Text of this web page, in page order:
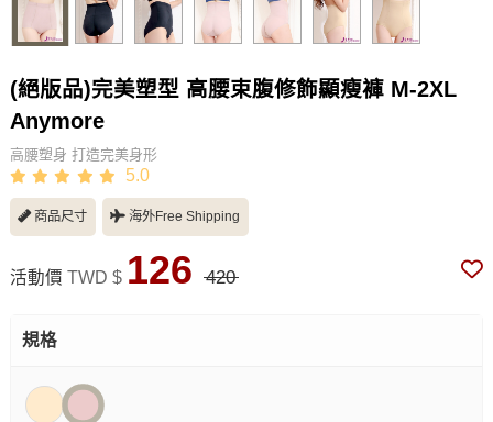
(絕版品)完美塑型 高腰束腹修飾顯瘦褲 M-2XL
Anymore
高腰塑身 打造完美身形
5.0
商品尺寸 海外Free Shipping
活動價 TWD $ 126 420
規格